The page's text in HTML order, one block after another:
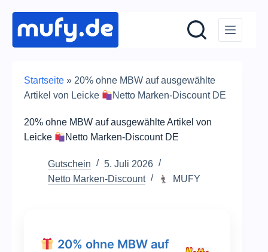
Inhalt
springen
Startseite » 20% ohne MBW auf ausgewählte
Artikel von Leicke
Netto Marken-Discount DE
20% ohne MBW auf ausgewählte Artikel von
Leicke
Netto Marken-Discount DE
Gutschein
5. Juli 2026
Netto Marken-Discount
MUFY
20% ohne MBW auf